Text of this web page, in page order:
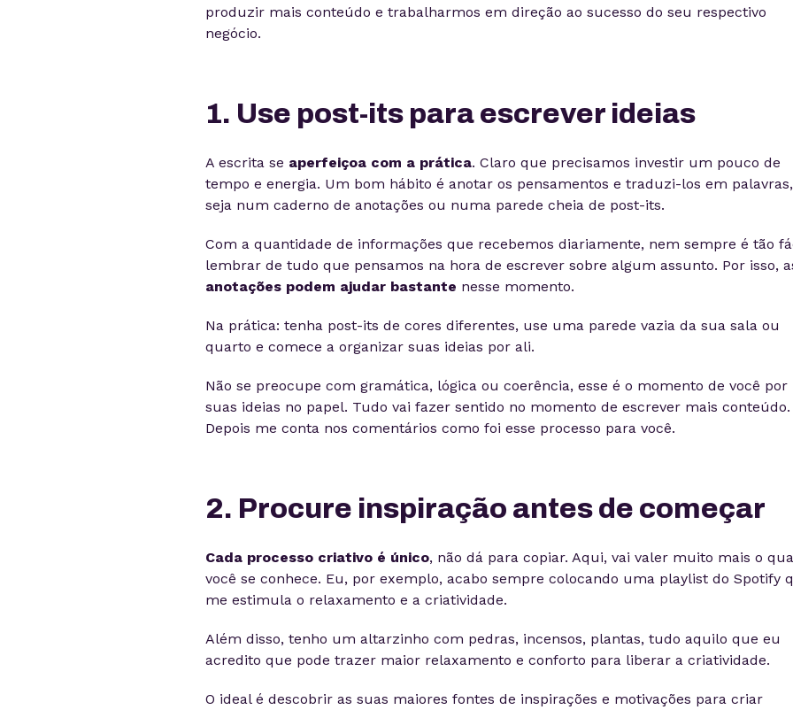
produzir mais conteúdo e trabalharmos em direção ao sucesso do seu respectivo
negócio.
1. Use post-its para escrever ideias
A escrita se aperfeiçoa com a prática. Claro que precisamos investir um pouco de
tempo e energia. Um bom hábito é anotar os pensamentos e traduzi-los em palavras,
seja num caderno de anotações ou numa parede cheia de post-its.
Com a quantidade de informações que recebemos diariamente, nem sempre é tão
lembrar de tudo que pensamos na hora de escrever sobre algum assunto. Por isso,
anotações podem ajudar bastante nesse momento.
Na prática: tenha post-its de cores diferentes, use uma parede vazia da sua sala ou
quarto e comece a organizar suas ideias por ali.
Não se preocupe com gramática, lógica ou coerência, esse é o momento de você por
suas ideias no papel. Tudo vai fazer sentido no momento de escrever mais conteúdo.
Depois me conta nos comentários como foi esse processo para você.
2. Procure inspiração antes de começar
Cada processo criativo é único, não dá para copiar. Aqui, vai valer muito mais o
você se conhece. Eu, por exemplo, acabo sempre colocando uma playlist do Spotify
me estimula o relaxamento e a criatividade.
Além disso, tenho um altarzinho com pedras, incensos, plantas, tudo aquilo que eu
acredito que pode trazer maior relaxamento e conforto para liberar a criatividade.
O ideal é descobrir as suas maiores fontes de inspirações e motivações para criar